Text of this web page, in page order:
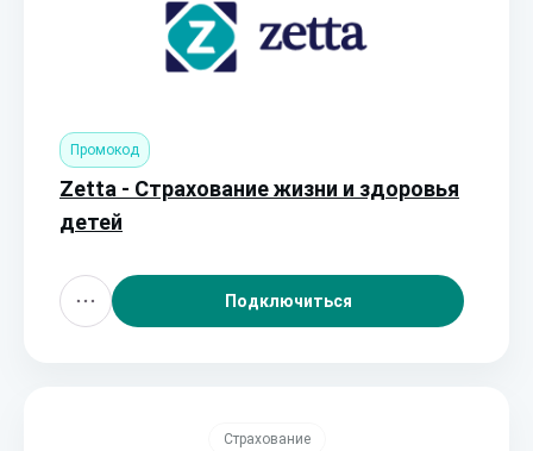
Промокод
Zetta - Страхование жизни и здоровья
детей
Подключиться
Страхование